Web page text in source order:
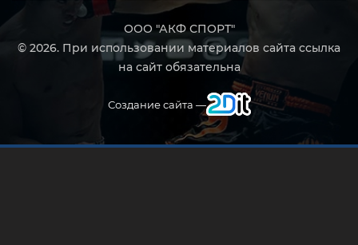
ООО "АКФ СПОРТ"
© 2026. При использовании материалов сайта ссылка
на сайт обязательна
Создание сайта —